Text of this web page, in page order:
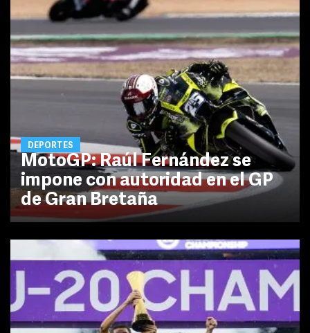
DEPORTES
MotoGP: Raúl Fernández se
impone con autoridad en el GP
de Gran Bretaña